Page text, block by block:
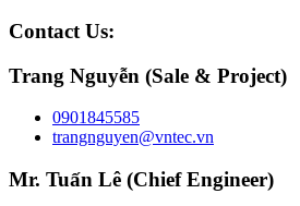
Contact Us:
Trang Nguyễn (Sale & Project)
0901845585
trangnguyen@vntec.vn
Mr. Tuấn Lê (Chief Engineer)